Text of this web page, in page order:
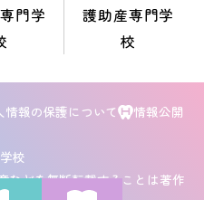
門学
護助産専門学
校
情報の保護について
情報公開
校
どを無断転載することは著作